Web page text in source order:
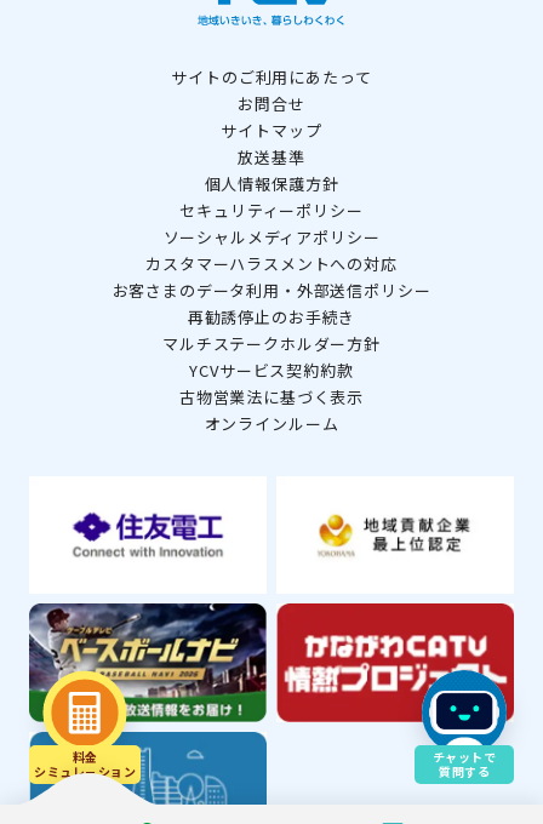
料金
シミュレ－ション
サイトのご利用にあたって
お問合せ
サイトマップ
放送基準
個人情報保護方針
セキュリティーポリシー
ソーシャルメディアポリシー
カスタマーハラスメントへの対応
お客さまのデータ利用・外部送信ポリシー
再勧誘停止のお手続き
マルチステークホルダー方針
YCVサービス契約約款
古物営業法に基づく表示
オンラインルーム
チャットで
質問する